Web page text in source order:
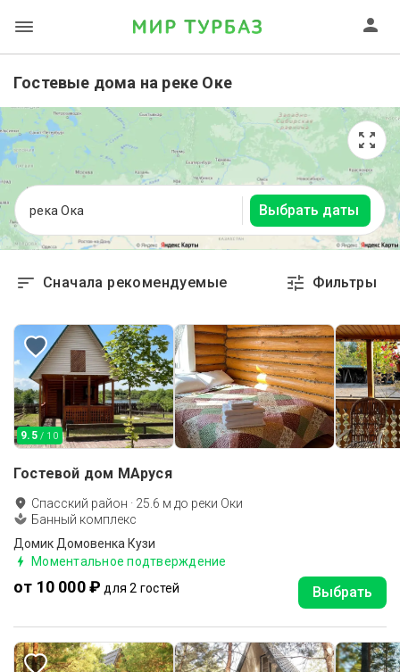
Гостевые дома на реке Оке
река Ока Выбрать даты
Сначала рекомендуемые Фильтры
9.5 / 10
Гостевой дом МАруся
Спасский район · 25.6 м до реки Оки
Банный комплекс
Домик Домовенка Кузи
Моментальное подтверждение
от 10 000 ₽ для 2 гостей Выбрать